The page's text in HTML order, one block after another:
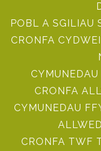
POBL A SGILIAU
CRONFA
CRONFA
CYMUNEDAU
CRONFA TWF